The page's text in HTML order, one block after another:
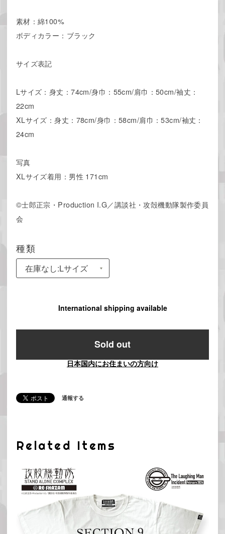
素材：綿100%
ボディカラー：ブラック
サイズ表記
Lサイズ：身丈：74cm/身巾：55cm/肩巾：50cm/袖丈：
22cm
XLサイズ：身丈：78cm/身巾：58cm/肩巾：53cm/袖丈：
24cm
写真
XLサイズ着用：男性 171cm
©士郎正宗・Production I.G／講談社・攻殻機動隊製作委員
会
種類
International shipping available
Sold out
日本国内にお住まいの方向け
通報する
Related Items